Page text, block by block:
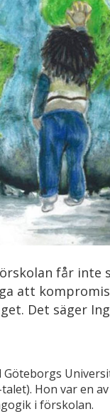
får
att
Det säger
Hon var en
i förskolan.